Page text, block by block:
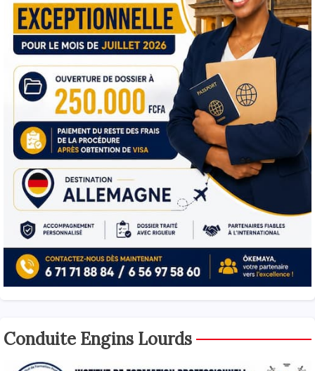
Conduite Engins Lourds